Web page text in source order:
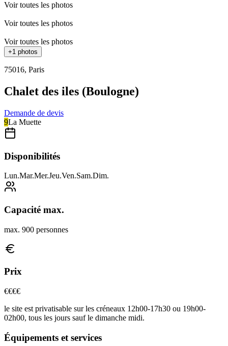
Voir toutes les photos
Voir toutes les photos
Voir toutes les photos
+1 photos
75016, Paris
Chalet des iles (Boulogne)
Demande de devis
9La Muette
Disponibilités
Lun.Mar.Mer.Jeu.Ven.Sam.Dim.
Capacité max.
max. 900 personnes
Prix
€€€€
le site est privatisable sur les créneaux 12h00-17h30 ou 19h00-
02h00, tous les jours sauf le dimanche midi.
Équipements et services